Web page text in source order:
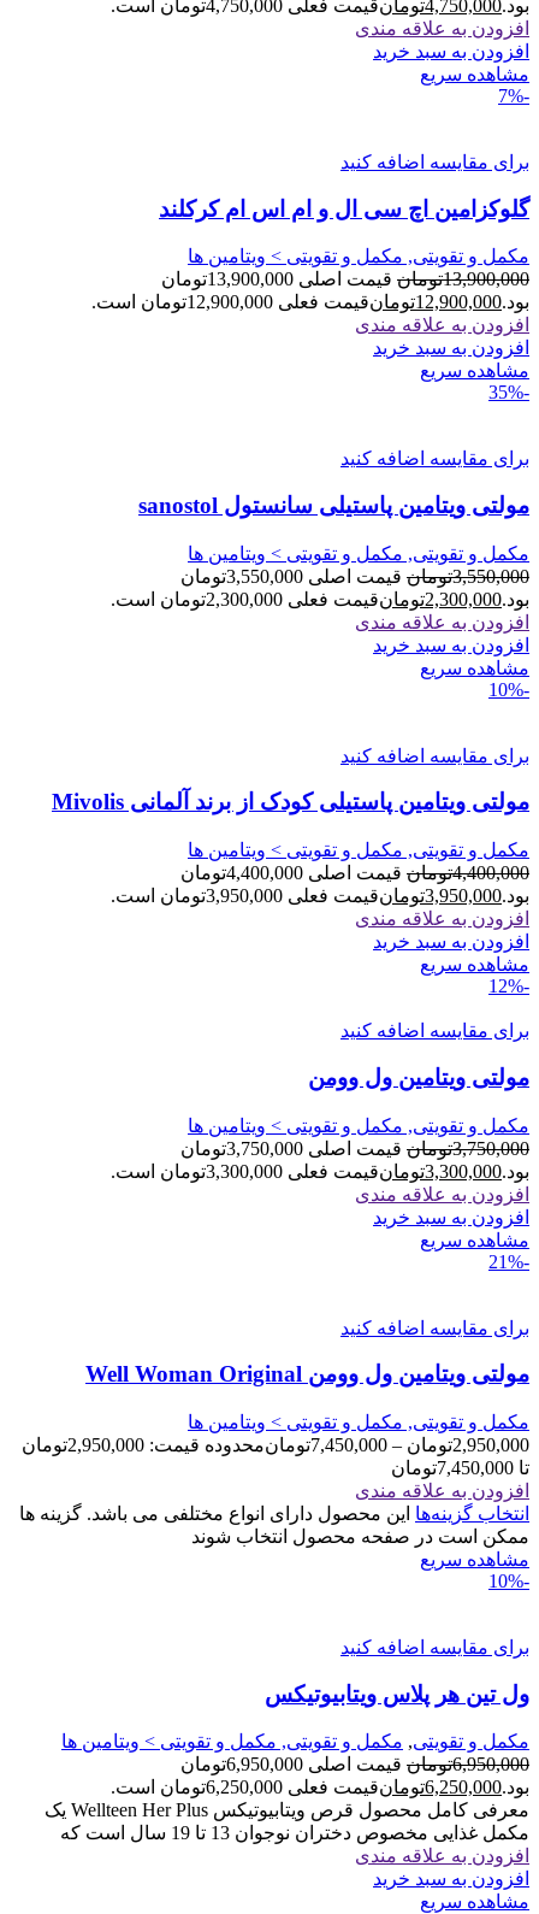
بود.4,750,000تومانقیمت فعلی 4,750,000تومان است.
افزودن به علاقه مندی
افزودن به سبد خرید
مشاهده سریع
-7%
برای مقایسه اضافه کنید
گلوکزامین اچ سی ال و ام اس ام کرکلند
مکمل و تقویتی, مکمل و تقویتی > ویتامین ها
13,900,000تومان
قیمت اصلی 13,900,000تومان
بود.12,900,000تومانقیمت فعلی 12,900,000تومان است.
افزودن به علاقه مندی
افزودن به سبد خرید
مشاهده سریع
-35%
برای مقایسه اضافه کنید
مولتی ویتامین پاستیلی سانستول sanostol
مکمل و تقویتی, مکمل و تقویتی > ویتامین ها
3,550,000تومان
قیمت اصلی 3,550,000تومان
بود.2,300,000تومانقیمت فعلی 2,300,000تومان است.
افزودن به علاقه مندی
افزودن به سبد خرید
مشاهده سریع
-10%
برای مقایسه اضافه کنید
مولتی ویتامین پاستیلی کودک از برند آلمانی Mivolis
مکمل و تقویتی, مکمل و تقویتی > ویتامین ها
4,400,000تومان
قیمت اصلی 4,400,000تومان
بود.3,950,000تومانقیمت فعلی 3,950,000تومان است.
افزودن به علاقه مندی
افزودن به سبد خرید
مشاهده سریع
-12%
برای مقایسه اضافه کنید
مولتی ویتامین ول وومن
مکمل و تقویتی, مکمل و تقویتی > ویتامین ها
3,750,000تومان
قیمت اصلی 3,750,000تومان
بود.3,300,000تومانقیمت فعلی 3,300,000تومان است.
افزودن به علاقه مندی
افزودن به سبد خرید
مشاهده سریع
-21%
برای مقایسه اضافه کنید
مولتی ویتامین ول وومن Well Woman Original
مکمل و تقویتی, مکمل و تقویتی > ویتامین ها
2,950,000تومان –
7,450,000تومان
محدوده قیمت: 2,950,000تومان
تا 7,450,000تومان
افزودن به علاقه مندی
انتخاب گزینه‌ها این محصول دارای انواع مختلفی می باشد. گزینه ها
ممکن است در صفحه محصول انتخاب شوند
مشاهده سریع
-10%
برای مقایسه اضافه کنید
ول‌ تین هر پلاس ویتابیوتیکس
مکمل و تقویتی, مکمل و تقویتی, مکمل و تقویتی > ویتامین ها
6,950,000تومان
قیمت اصلی 6,950,000تومان
بود.6,250,000تومانقیمت فعلی 6,250,000تومان است.
معرفی کامل محصول قرص ویتابیوتیکس Wellteen Her Plus یک
مکمل غذایی مخصوص دختران نوجوان 13 تا 19 سال است که
افزودن به علاقه مندی
افزودن به سبد خرید
مشاهده سریع